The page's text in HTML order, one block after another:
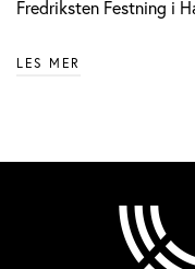
Fredriksten Festning i
LES MER